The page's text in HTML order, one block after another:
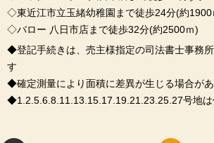
◇東近江市立玉緒幼稚園まで徒歩24分(約1900
◇バロー 八日市店まで徒歩32分(約2500ｍ)
◆登記手続きは、売主様指定の司法書士事務
す
◆確定測量により面積に差異が生じる場合が
◆1.2.5.6.8.11.13.15.17.19.21.23.25.27号地は